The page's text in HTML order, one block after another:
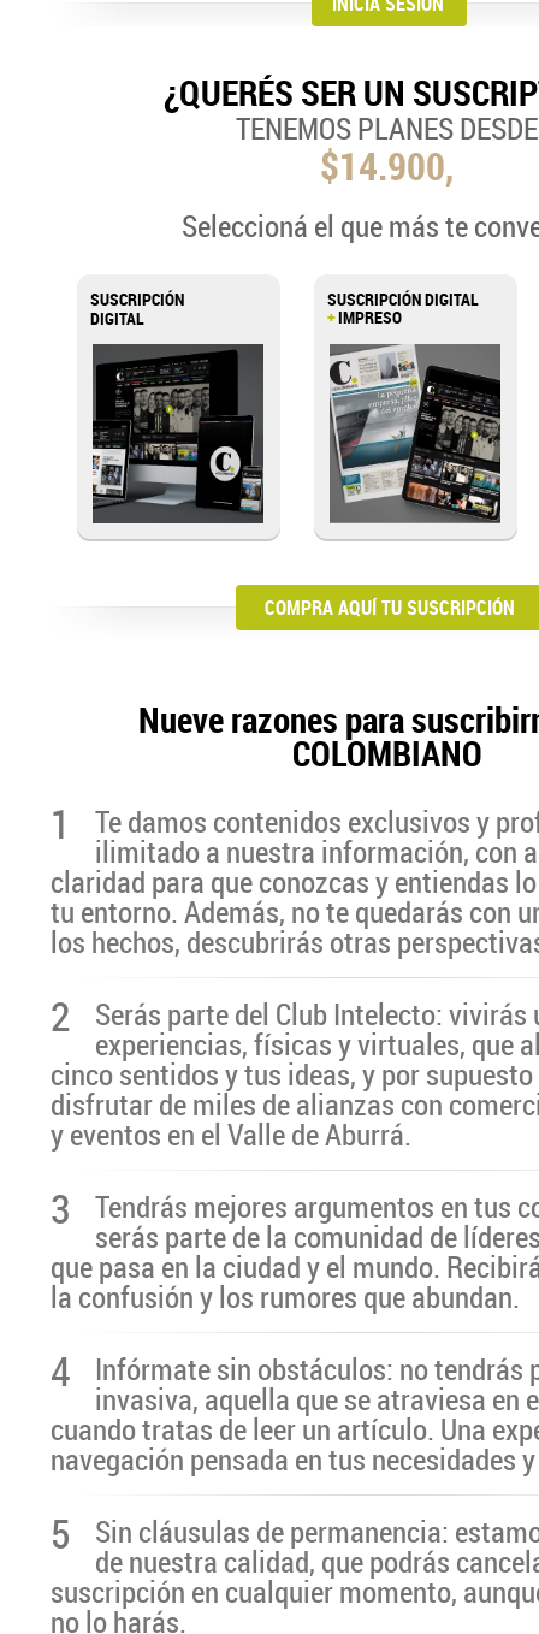
¿QUERÉS SER UN
TENEMOS PLANES DESDE
$14.900,
Seleccioná el que más te
SUSCRIPCIÓN
DIGITAL
SUSCRIPCIÓN DIGITAL
+IMPRESO
COMPRA AQUÍ TU SUSCRIPCIÓN
Nueve razones para
COLOMBIANO
1 Te damos contenidos exclusivos y
ilimitado a nuestra información, con
claridad para que conozcas y entiendas
tu entorno. Además, no te quedarás con
los hechos, descubrirás otras
2 Serás parte del Club Intelecto: vivirás
experiencias, físicas y virtuales, que
cinco sentidos y tus ideas, y por
disfrutar de miles de alianzas con
y eventos en el Valle de Aburrá.
3 Tendrás mejores argumentos en tus
serás parte de la comunidad de
que pasa en la ciudad y el mundo.
la confusión y los rumores que abundan.
4 Infórmate sin obstáculos: no tendrás
invasiva, aquella que se atraviesa en
cuando tratas de leer un artículo. Una
navegación pensada en tus necesidades
5 Sin cláusulas de permanencia:
de nuestra calidad, que podrás
suscripción en cualquier momento,
no lo harás.